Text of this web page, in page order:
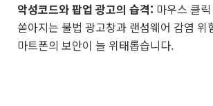
악성코드와 팝업 광고의 습격: 마우스 클
쏟아지는 불법 광고창과 랜섬웨어 감염 위
마트폰의 보안이 늘 위태롭습니다.